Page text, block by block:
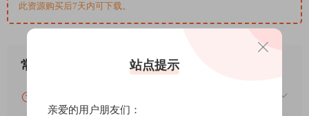
女巫说：
* 无需安装 iLok 驱动程序即可运行。
* 我们的版本比正版加载速度更快，占用内存更
版（VST/VST3/AAX）安装占用空间少 8GB :)
此资源购买后7天内可下载。
常见问题 站点提示
亲爱的用户朋友们：